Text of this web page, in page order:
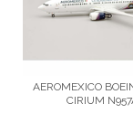
AEROMEXICO
CIRIUM